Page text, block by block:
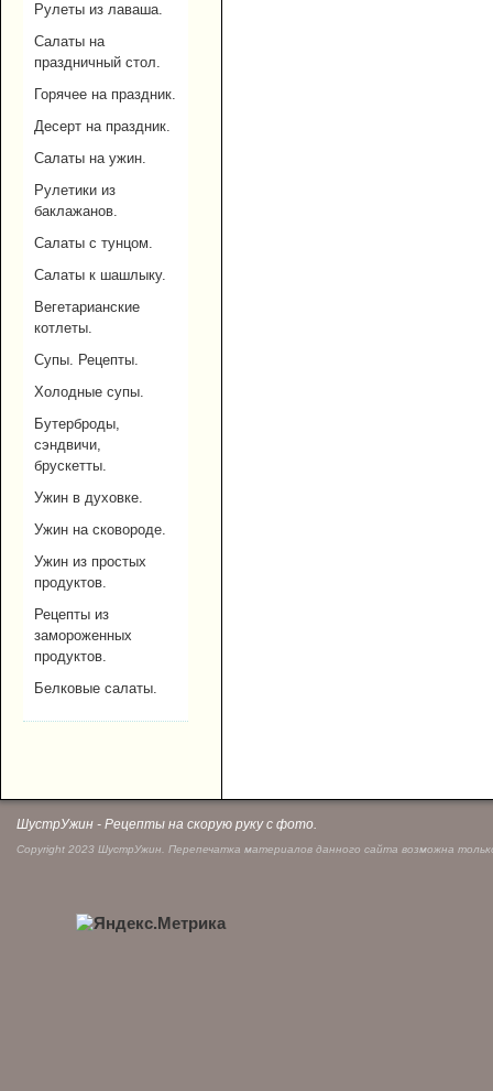
Рулеты из лаваша.
Салаты на
праздничный стол.
Горячее на праздник.
Десерт на праздник.
Салаты на ужин.
Рулетики из
баклажанов.
Салаты с тунцом.
Салаты к шашлыку.
Вегетарианские
котлеты.
Супы. Рецепты.
Холодные супы.
Бутерброды,
сэндвичи,
брускетты.
Ужин в духовке.
Ужин на сковороде.
Ужин из простых
продуктов.
Рецепты из
замороженных
продуктов.
Белковые салаты.
ШустрУжин - Рецепты на скорую руку с фото.
Copyright 2023 ШустрУжин. Перепечатка материалов данного сайта возможна